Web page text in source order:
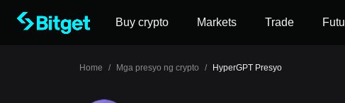
Buy crypto Markets Trade
Home / Mga presyo ng crypto / HyperGPT Presyo